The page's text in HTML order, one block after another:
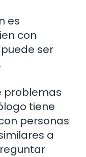
es
con
ser
problemas
tiene
personas
a